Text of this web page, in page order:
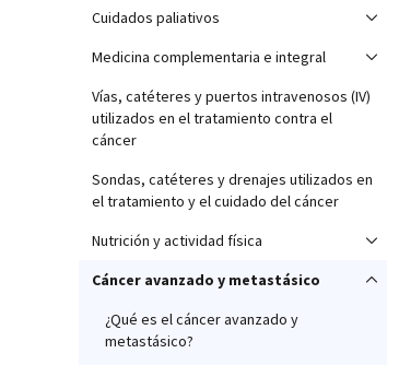
Cuidados paliativos
Medicina complementaria e integral
Vías, catéteres y puertos intravenosos (IV)
utilizados en el tratamiento contra el
cáncer
Sondas, catéteres y drenajes utilizados en
el tratamiento y el cuidado del cáncer
Nutrición y actividad física
Cáncer avanzado y metastásico
¿Qué es el cáncer avanzado y
metastásico?